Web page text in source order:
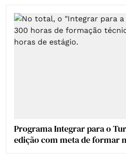
Programa Integrar para o
edição com meta de formar